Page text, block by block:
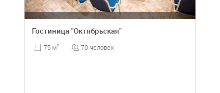
Гостиница "Октябрьская"
75 м2 70 человек